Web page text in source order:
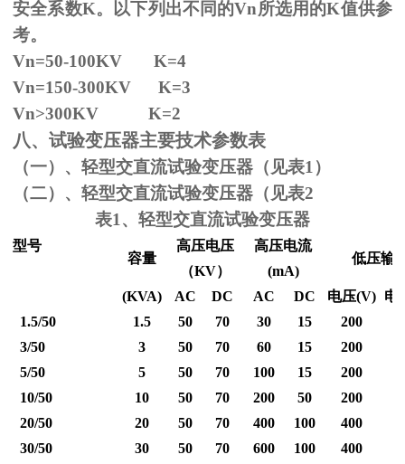
安全系数K。以下列出不同的Vn所选用的K值供参
考。
Vn=50-100KV K=4
Vn=150-300KV K=3
Vn>300KV K=2
八、试验变压器主要技术参数表
（一）、轻型交直流试验变压器（见表1）
（二）、轻型交直流试验变压器（见表2
表1、轻型交直流试验变压器
型号
容量
高压电压
（KV）
高压电流
(mA)
低压输
(KVA) AC DC AC DC 电压(V) 电
1.5/50
1.5 50 70 30 15 200
3/50
3 50 70 60 15 200
5/50
5 50 70 100 15 200
10/50
10 50 70 200 50 200
20/50
20 50 70 400 100 400
30/50
30 50 70 600 100 400